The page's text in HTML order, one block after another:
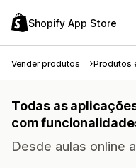
Shopify App Store
Vender produtos Produtos
Todas as
com
Desde aulas online